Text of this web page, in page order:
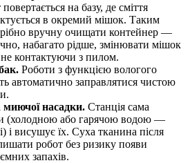
на базу, де сміття
в окремий мішок. Таким
вручну очищати контейнер —
набагато рідше, змінювати мішок
не контактуючи з пилом.
Роботи з функцією вологого
автоматично заправлятися чистою
насадки. Станція сама
(холодною або гарячою водою —
і висушує їх. Суха тканина після
робот без ризику появи
запахів.